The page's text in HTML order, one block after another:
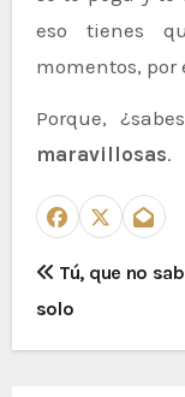
eso tienes
momentos, por
Porque,
maravillosas.
N
a
Tú, que no
solo